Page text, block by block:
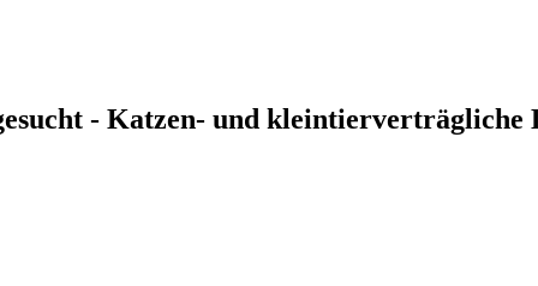
- Katzen- und kleintierverträgliche